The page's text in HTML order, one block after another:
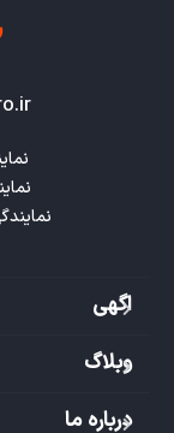
نمایندگی
اگهی
وبلاگ
درباره ما